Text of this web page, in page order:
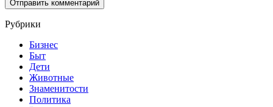
Рубрики
Бизнес
Быт
Дети
Животные
Знаменитости
Политика